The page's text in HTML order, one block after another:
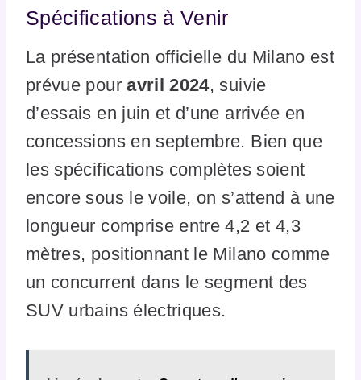
Spécifications à Venir
La présentation officielle du Milano est
prévue pouravril 2024, suivie
d’essais en juin et d’une arrivée en
concessions en septembre. Bien que
les spécifications complètes soient
encore sous le voile, on s’attend à une
longueur comprise entre 4,2 et 4,3
mètres, positionnant le Milano comme
un concurrent dans le segment des
SUV urbains électriques.